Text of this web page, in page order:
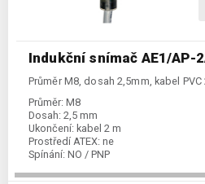
Indukční snímač AE1/AP-
Průměr M8, dosah 2,5mm, kabel PVC
Průměr: M8
Dosah: 2,5 mm
Ukončení: kabel 2 m
Prostředí ATEX: ne
Spínání: NO / PNP